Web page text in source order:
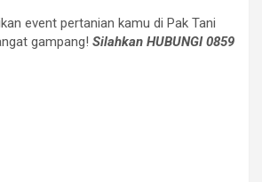
event pertanian kamu di Pak Tani
gampang! Silahkan HUBUNGI 0859